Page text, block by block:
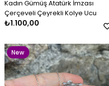
Kadın Gümüş Atatürk İmzası
Çerçeveli Çeyrekli Kolye Ucu
₺1.100,00
New
Item